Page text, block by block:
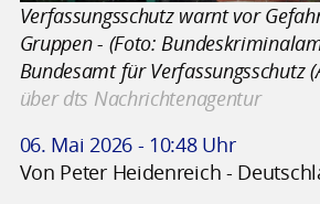
Verfassungsschutz warnt vor
Gruppen - (Foto:
Bundesamt für Verfassungsschutz
über dts Nachrichtenagentur
06. Mai 2026 - 10:48 Uhr
Von Peter Heidenreich -